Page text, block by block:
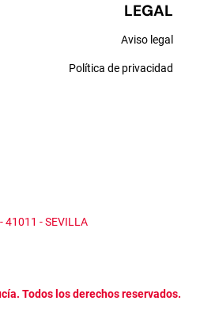
LEGAL
Aviso legal
Política de privacidad
41011 - SEVILLA
Todos los derechos reservados.